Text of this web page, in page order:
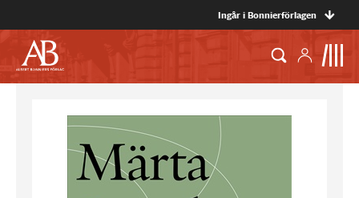
Ingår i Bonnierförlagen